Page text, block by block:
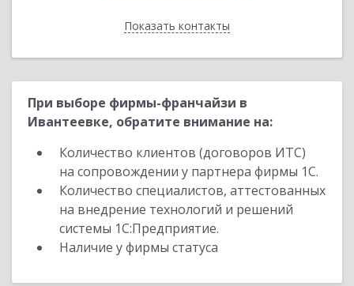
Показать контакты
Назад
При выборе фирмы-франчайзи в
Ивантеевке, обратите внимание на:
Количество клиентов (договоров ИТС)
на сопровождении у партнера фирмы 1С.
Количество специалистов, аттестованных
на внедрение технологий и решений
системы 1С:Предприятие.
Наличие у фирмы статуса